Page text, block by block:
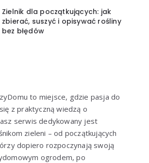
Zielnik dla początkujących: jak
zbierać, suszyć i opisywać rośliny
bez błędów
to miejsce, gdzie pasja do
z praktyczną wiedzą o
serwis dedykowany jest
zieleni – od początkujących
dopiero rozpoczynają swoją
ogrodem, po